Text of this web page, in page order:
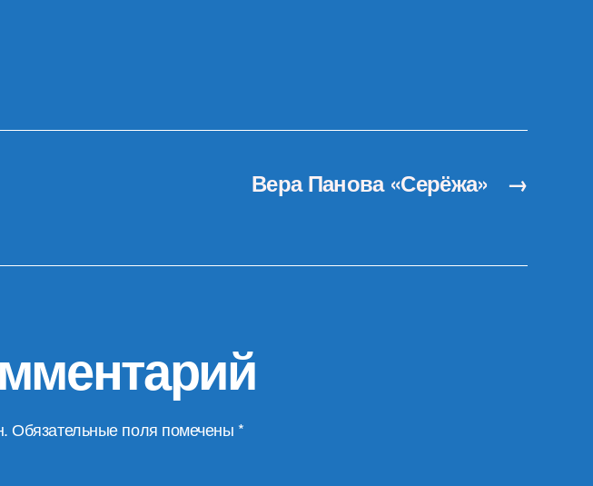
→
Вера Панова «Серёжа»
Обязательные поля помечены *